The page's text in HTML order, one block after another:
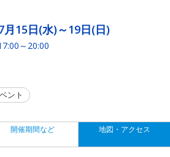
月15日(水)～19日(日)
～20:00
ント
開催期間など 地図・アクセス